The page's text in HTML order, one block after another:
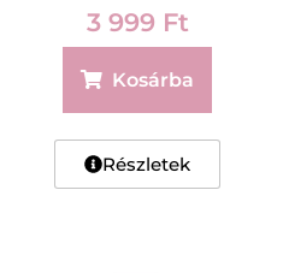
3 999 Ft
Kosárba
Részletek